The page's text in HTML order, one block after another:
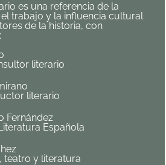
es una referencia de la
trabajo y la influencia cultural
de la historia, con
literario
literario
Fernández
Española
teatro y literatura